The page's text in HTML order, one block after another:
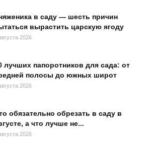
в саду — шесть причин
вырастить царскую ягоду
2026
лучших папоротников для сада: от
полосы до южных широт
2026
обязательно обрезать в саду в
а что лучше не...
2026